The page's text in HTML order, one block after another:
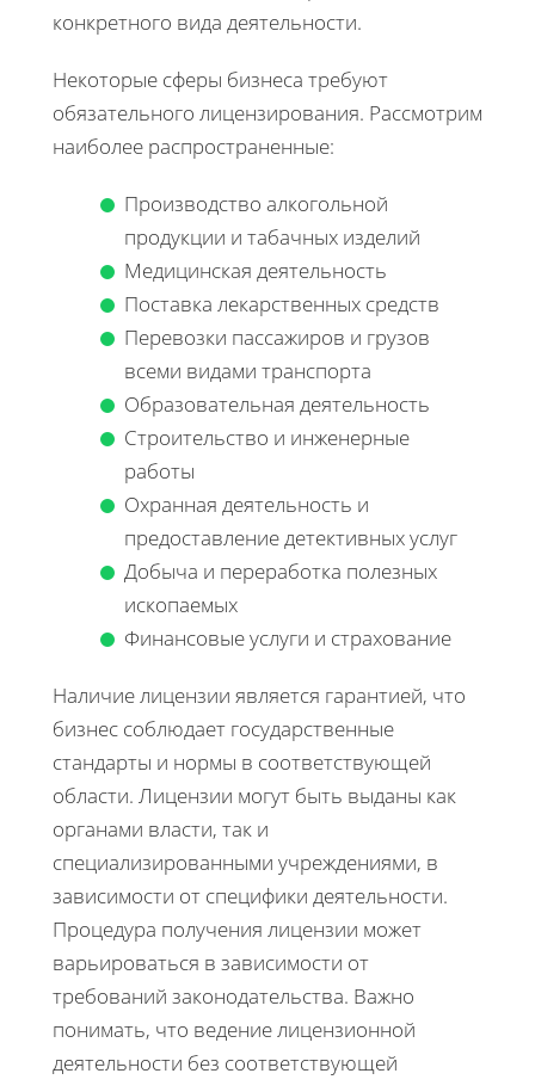
конкретного вида деятельности.
Некоторые сферы бизнеса требуют
обязательного лицензирования. Рассмотрим
наиболее распространенные:
Производство алкогольной
продукции и табачных изделий
Медицинская деятельность
Поставка лекарственных средств
Перевозки пассажиров и грузов
всеми видами транспорта
Образовательная деятельность
Строительство и инженерные
работы
Охранная деятельность и
предоставление детективных услуг
Добыча и переработка полезных
ископаемых
Финансовые услуги и страхование
Наличие лицензии является гарантией, что
бизнес соблюдает государственные
стандарты и нормы в соответствующей
области. Лицензии могут быть выданы как
органами власти, так и
специализированными учреждениями, в
зависимости от специфики деятельности.
Процедура получения лицензии может
варьироваться в зависимости от
требований законодательства. Важно
понимать, что ведение лицензионной
деятельности без соответствующей